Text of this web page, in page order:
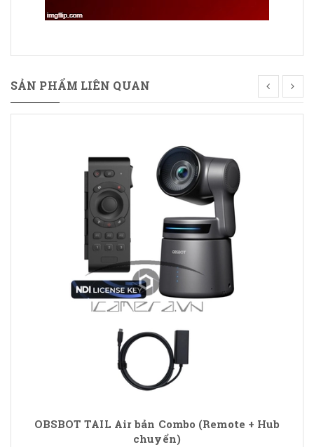
SẢN PHẨM LIÊN QUAN
OBSBOT TAIL Air bản Combo (Remote + Hub
chuyển)